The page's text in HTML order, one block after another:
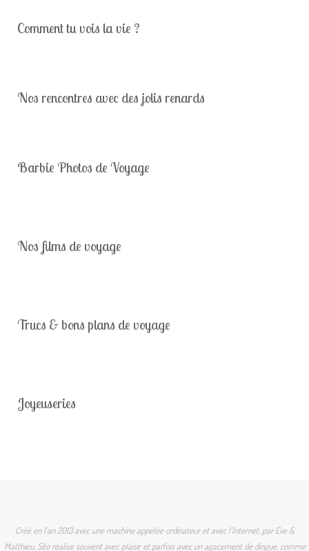
Comment tu vois la vie ?
Nos rencontres avec des jolis renards
Barbie Photos de Voyage
Nos films de voyage
Trucs & bons plans de voyage
Joyeuseries
Créé en l'an 2013 avec une machine appelée ordinateur et avec l'Internet, par Eve &
Matthieu. Site réalise souvent avec plaisir et parfois avec un agacement de dingue, comme